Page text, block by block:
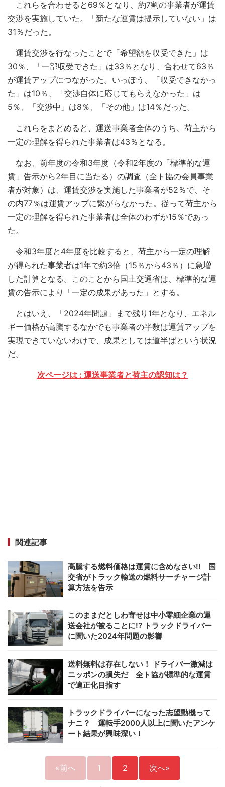
これらを合わせると69％となり、約7割の事業者が運賃
交渉を実施していた。「新たな運賃は提示していない」は
31％だった。
運賃交渉を行なったことで「希望額を収受できた」は
30％、「一部収受できた」は33％となり、合わせて63％
が運賃アップにつながった。いっぽう、「収受できなかっ
た」は10％、「交渉自体に応じてもらえなかった」は
5％、「交渉中」は8％、「その他」は14％だった。
これらをまとめると、運送事業者全体のうち、荷主から
一定の理解を得られた事業者は43％となる。
なお、前年度の令和3年度（令和2年度の「標準的な運
賃」告示から2年目に当たる）の調査（全ト協の会員事業
者が対象）は、運賃交渉を実施した事業者が52％で、そ
の内77％は運賃アップに繋がらなかった。従って荷主から
一定の理解を得られた事業者は全体のわずか15％であっ
た。
令和3年度と4年度を比較すると、荷主から一定の理解
が得られた事業者は1年で約3倍（15％から43％）に急増
した計算となる。このことから国土交通省は、標準的な運
賃の告示により「一定の成果があった」とする。
とはいえ、「2024年問題」まで残り1年となり、エネル
ギー価格が高騰するなかでも事業者の半数は運賃アップを
実現できていないわけで、成果としては道半ばという状況
だ。
次ページは : 運送事業者と荷主の認知は？
関連記事
高騰する燃料価格は運賃に含めなさい!! 国
交省がトラック輸送の燃料サーチャージ計
算方法を告示
このままだとしわ寄せは中小零細企業の運
送会社が被ることに!? トラックドライバー
に聞いた2024年問題の影響
送料無料は存在しない！ ドライバー激減は
ニッポンの損失だ 全ト協が標準的な運賃
で適正化目指す
トラックドライバーになった志望動機って
ナニ？ 運転手2000人以上に聞いたアンケ
ート結果が興味深い！
«前へ 1 2 次へ»